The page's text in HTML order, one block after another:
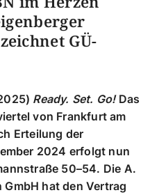
im Herzen
GÜ-
Ready. Set. Go!Das
von Frankfurt am